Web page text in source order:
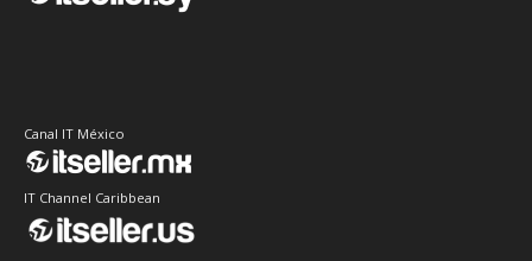
Canal IT México
IT Channel Caribbean